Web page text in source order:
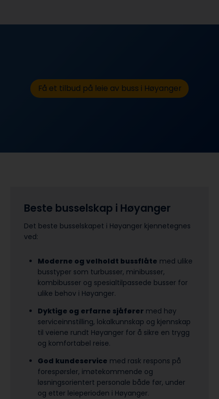
Få et tilbud på leie av buss i Høyanger
Beste busselskap i Høyanger
Det beste busselskapet i Høyanger kjennetegnes
ved:
Moderne og velholdt bussflåte med ulike
busstyper som turbusser, minibusser,
kombibusser og spesialtilpassede busser for
ulike behov i Høyanger.
Dyktige og erfarne sjåfører med høy
serviceinnstilling, lokalkunnskap og kjennskap
til veiene rundt Høyanger for å sikre en trygg
og komfortabel reise.
God kundeservice med rask respons på
forespørsler, imøtekommende og
løsningsorientert personale både før, under
og etter leieperioden i Høyanger.